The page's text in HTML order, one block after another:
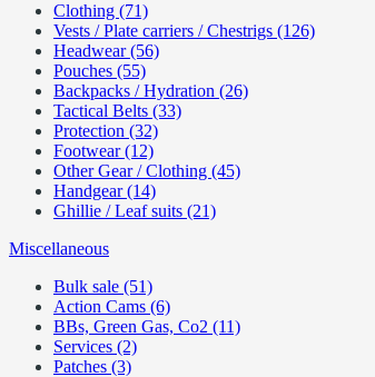
Clothing (71)
Vests / Plate carriers / Chestrigs (126)
Headwear (56)
Pouches (55)
Backpacks / Hydration (26)
Tactical Belts (33)
Protection (32)
Footwear (12)
Other Gear / Clothing (45)
Handgear (14)
Ghillie / Leaf suits (21)
Miscellaneous
Bulk sale (51)
Action Cams (6)
BBs, Green Gas, Co2 (11)
Services (2)
Patches (3)